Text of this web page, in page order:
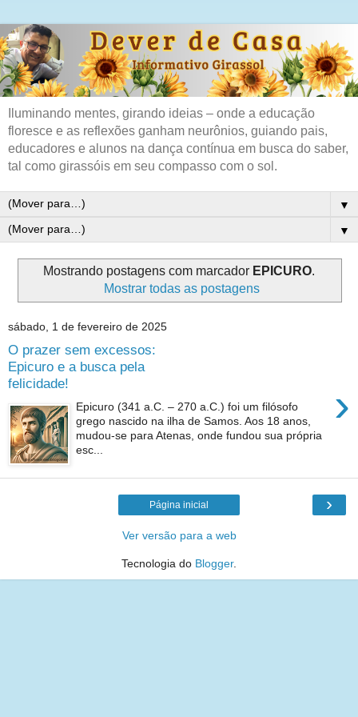
Iluminando mentes, girando ideias – onde a educação
floresce e as reflexões ganham neurônios, guiando pais,
educadores e alunos na dança contínua em busca do saber,
tal como girassóis em seu compasso com o sol.
▼
▼
Mostrando postagens com marcador EPICURO.
Mostrar todas as postagens
sábado, 1 de fevereiro de 2025
O prazer sem excessos:
Epicuro e a busca pela
felicidade!
›
Epicuro (341 a.C. – 270 a.C.) foi um filósofo
grego nascido na ilha de Samos. Aos 18 anos,
mudou-se para Atenas, onde fundou sua própria
esc...
›
Página inicial
Ver versão para a web
Tecnologia do Blogger.